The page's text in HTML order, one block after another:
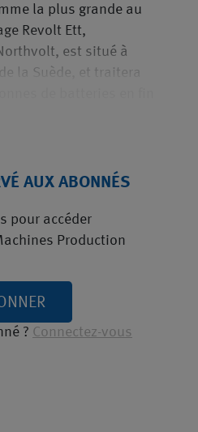
la plus grande au
Revolt Ett,
est situé à
la Suède, et traitera
AUX ABONNÉS
pour accéder
Production
? Connectez-vous